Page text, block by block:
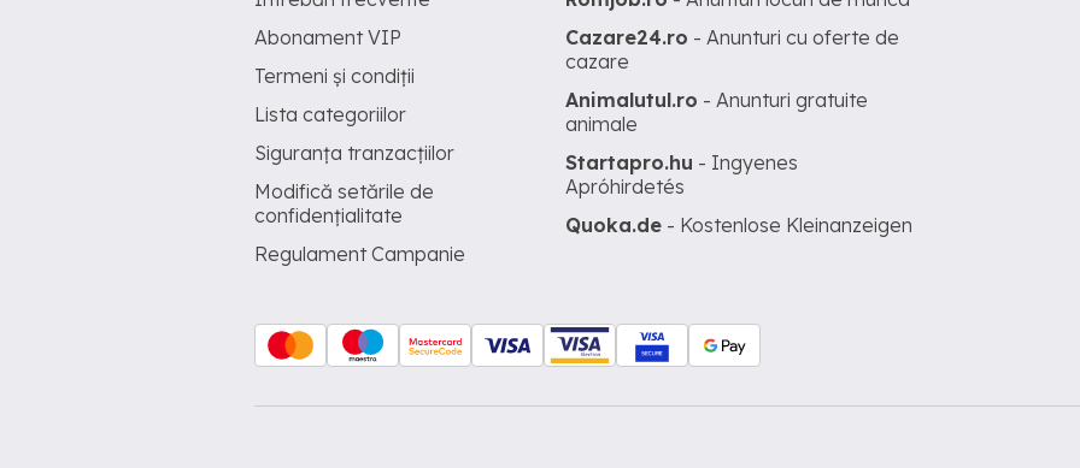
Abonament VIP
Termeni și condiții
Lista categoriilor
Siguranța tranzacțiilor
Modifică setările de
confidențialitate
Regulament Campanie
Cazare24.ro - Anunturi cu oferte de
cazare
Animalutul.ro - Anunturi gratuite
animale
Startapro.hu - Ingyenes
Apróhirdetés
Quoka.de - Kostenlose Kleinanzeigen